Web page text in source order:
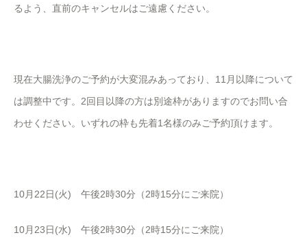
るよう、直前のキャンセルはご遠慮ください。
現在大腸洗浄のご予約が大変混みあっており、11月以降について
は調整中です。2回目以降の方は別途枠がありますのでお問い合
わせください。いずれの枠も先着1名様のみご予約頂けます。
10月22日(火) 午後2時30分（2時15分にご来院）
10月23日(水) 午後2時30分（2時15分にご来院）